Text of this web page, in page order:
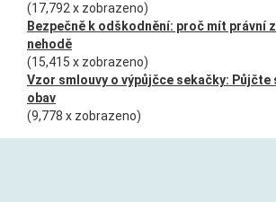
(17,792 x zobrazeno)
Bezpečně k odškodnění: proč mít právní
nehodě
(15,415 x zobrazeno)
Vzor smlouvy o výpůjčce sekačky: Půjčte
obav
(9,778 x zobrazeno)